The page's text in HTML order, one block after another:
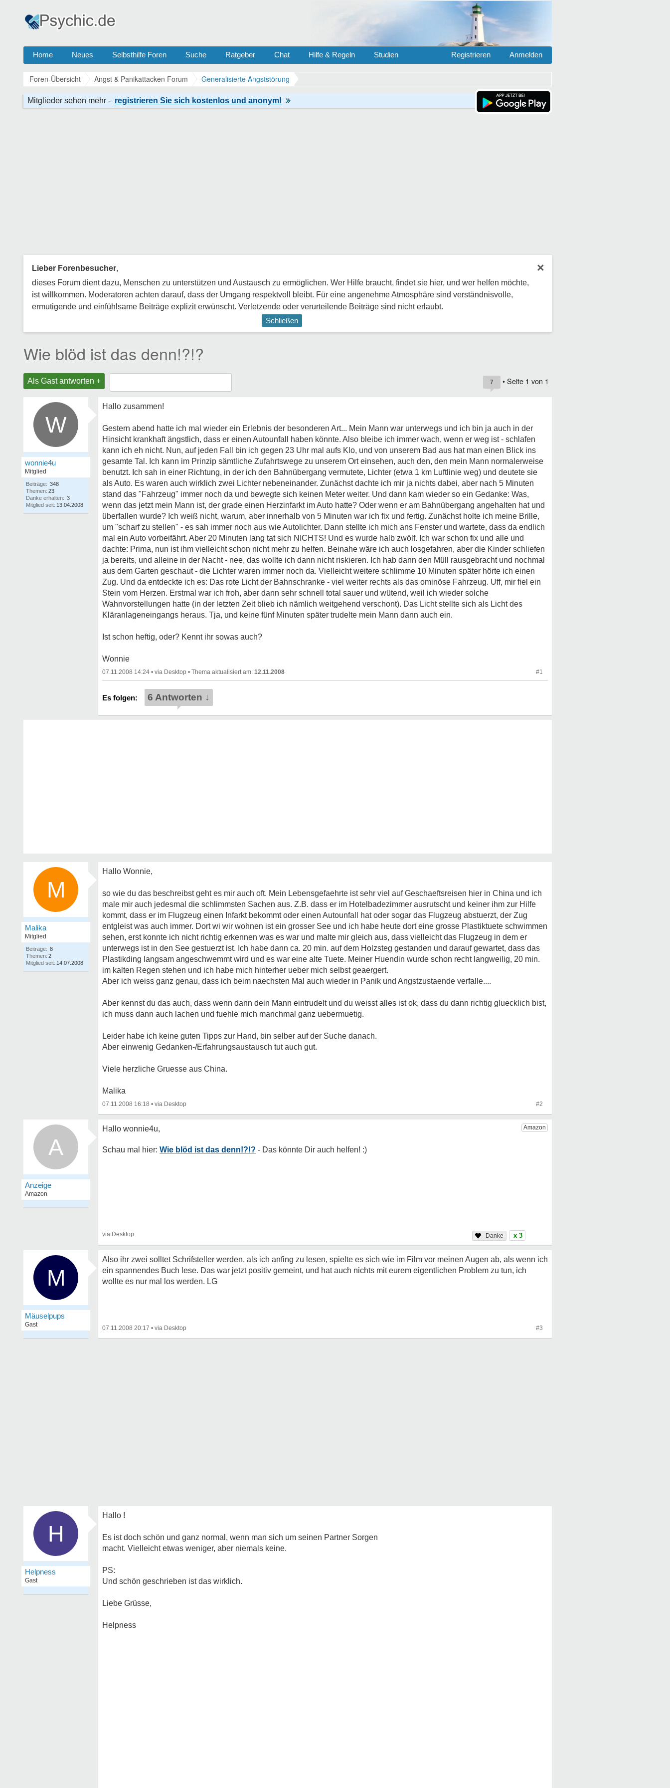
Home Neues Selbsthilfe Foren Suche Ratgeber Chat Hilfe & Regeln Studien Anmelden
Registrieren
Foren-Übersicht Angst & Panikattacken Forum Generalisierte Angststörung
×
Lieber Forenbesucher,
dieses Forum dient dazu, Menschen zu unterstützen und Austausch zu ermöglichen. Wer Hilfe braucht, findet sie hier, und wer helfen möchte,
ist willkommen. Moderatoren achten darauf, dass der Umgang respektvoll bleibt. Für eine angenehme Atmosphäre sind verständnisvolle,
ermutigende und einfühlsame Beiträge explizit erwünscht. Verletzende oder verurteilende Beiträge sind nicht erlaubt.
Schließen
Wie blöd ist das denn!?!?
Als Gast antworten + 7 • Seite 1 von 1
W
wonnie4u
Mitglied
Beiträge: 348
Themen: 23
Danke erhalten: 3
Mitglied seit: 13.04.2008
Hallo zusammen!
Gestern abend hatte ich mal wieder ein Erlebnis der besonderen Art... Mein Mann war unterwegs und ich bin ja auch in der
Hinsicht krankhaft ängstlich, dass er einen Autounfall haben könnte. Also bleibe ich immer wach, wenn er weg ist - schlafen
kann ich eh nicht. Nun, auf jeden Fall bin ich gegen 23 Uhr mal aufs Klo, und von unserem Bad aus hat man einen Blick ins
gesamte Tal. Ich kann im Prinzip sämtliche Zufahrtswege zu unserem Ort einsehen, auch den, den mein Mann normalerweise
benutzt. Ich sah in einer Richtung, in der ich den Bahnübergang vermutete, Lichter (etwa 1 km Luftlinie weg) und deutete sie
als Auto. Es waren auch wirklich zwei Lichter nebeneinander. Zunächst dachte ich mir ja nichts dabei, aber nach 5 Minuten
stand das "Fahrzeug" immer noch da und bewegte sich keinen Meter weiter. Und dann kam wieder so ein Gedanke: Was,
wenn das jetzt mein Mann ist, der grade einen Herzinfarkt im Auto hatte? Oder wenn er am Bahnübergang angehalten hat und
überfallen wurde? Ich weiß nicht, warum, aber innerhalb von 5 Minuten war ich fix und fertig. Zunächst holte ich meine Brille,
um "scharf zu stellen" - es sah immer noch aus wie Autolichter. Dann stellte ich mich ans Fenster und wartete, dass da endlich
mal ein Auto vorbeifährt. Aber 20 Minuten lang tat sich NICHTS! Und es wurde halb zwölf. Ich war schon fix und alle und
dachte: Prima, nun ist ihm vielleicht schon nicht mehr zu helfen. Beinahe wäre ich auch losgefahren, aber die Kinder schliefen
ja bereits, und alleine in der Nacht - nee, das wollte ich dann nicht riskieren. Ich hab dann den Müll rausgebracht und nochmal
aus dem Garten geschaut - die Lichter waren immer noch da. Vielleicht weitere schlimme 10 Minuten später hörte ich einen
Zug. Und da entdeckte ich es: Das rote Licht der Bahnschranke - viel weiter rechts als das ominöse Fahrzeug. Uff, mir fiel ein
Stein vom Herzen. Erstmal war ich froh, aber dann sehr schnell total sauer und wütend, weil ich wieder solche
Wahnvorstellungen hatte (in der letzten Zeit blieb ich nämlich weitgehend verschont). Das Licht stellte sich als Licht des
Kläranlageneingangs heraus. Tja, und keine fünf Minuten später trudelte mein Mann dann auch ein.
Ist schon heftig, oder? Kennt ihr sowas auch?
Wonnie
07.11.2008 14:24 • • 12.11.2008 #1
6 Antworten ↓
M
Malika
Mitglied
Beiträge: 8
Themen: 2
Mitglied seit: 14.07.2008
Hallo Wonnie,
so wie du das beschreibst geht es mir auch oft. Mein Lebensgefaehrte ist sehr viel auf Geschaeftsreisen hier in China und ich
male mir auch jedesmal die schlimmsten Sachen aus. Z.B. dass er im Hotelbadezimmer ausrutscht und keiner ihm zur Hilfe
kommt, dass er im Flugzeug einen Infarkt bekommt oder einen Autounfall hat oder sogar das Flugzeug abstuerzt, der Zug
entgleist was auch immer. Dort wi wir wohnen ist ein grosser See und ich habe heute dort eine grosse Plastiktuete schwimmen
sehen, erst konnte ich nicht richtig erkennen was es war und malte mir gleich aus, dass vielleicht das Flugzeug in dem er
unterwegs ist in den See gestuerzt ist. Ich habe dann ca. 20 min. auf dem Holzsteg gestanden und darauf gewartet, dass das
Plastikding langsam angeschwemmt wird und es war eine alte Tuete. Meiner Huendin wurde schon recht langweilig, 20 min.
im kalten Regen stehen und ich habe mich hinterher ueber mich selbst geaergert.
Aber ich weiss ganz genau, dass ich beim naechsten Mal auch wieder in Panik und Angstzustaende verfalle....
Aber kennst du das auch, dass wenn dann dein Mann eintrudelt und du weisst alles ist ok, dass du dann richtig gluecklich bist,
ich muss dann auch lachen und fuehle mich manchmal ganz uebermuetig.
Leider habe ich keine guten Tipps zur Hand, bin selber auf der Suche danach.
Aber einwenig Gedanken-/Erfahrungsaustausch tut auch gut.
Viele herzliche Gruesse aus China.
Malika
07.11.2008 16:18 • #2
A Wie blöd ist das denn!?!?
x 3
M
Mäuselpups
Gast
Also ihr zwei solltet Schrifsteller werden, als ich anfing zu lesen, spielte es sich wie im Film vor meinen Augen ab, als wenn ich
ein spannendes Buch lese. Das war jetzt positiv gemeint, und hat auch nichts mit eurem eigentlichen Problem zu tun, ich
wollte es nur mal los werden. LG
07.11.2008 20:17 • #3
H
Helpness
Gast
Hallo !
Es ist doch schön und ganz normal, wenn man sich um seinen Partner Sorgen
macht. Vielleicht etwas weniger, aber niemals keine.
PS:
Und schön geschrieben ist das wirklich.
Liebe Grüsse,
Helpness